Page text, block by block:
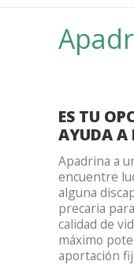
ES TU
AYUDA A
Apadrina a
encuentre
alguna
precaria
calidad de
máximo
aportación